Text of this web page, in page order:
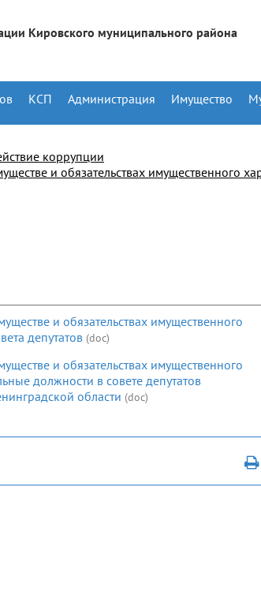
Кировского муниципального района
КСП Администрация Имущество
коррупции
и обязательствах имущественного
и обязательствах имущественного
депутатов (doc)
и обязательствах имущественного
должности в совете депутатов
области (doc)